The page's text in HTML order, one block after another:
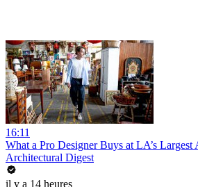
16:11
What a Pro Designer Buys at LA’s Largest
Architectural Digest
il y a 14 heures